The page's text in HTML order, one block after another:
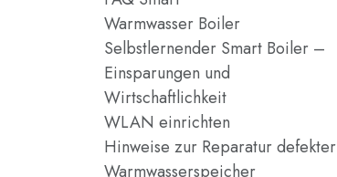
Warmwasser Boiler
Selbstlernender Smart Boiler –
Einsparungen und
Wirtschaftlichkeit
WLAN einrichten
Hinweise zur Reparatur defekter
Warmwasserspeicher